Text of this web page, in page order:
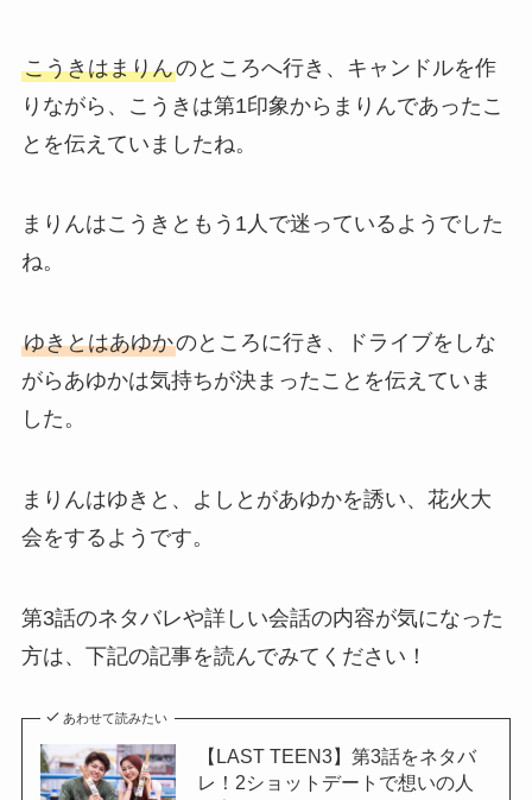
こうきはまりんのところへ行き、キャンドルを作
りながら、こうきは第1印象からまりんであったこ
とを伝えていましたね。
まりんはこうきともう1人で迷っているようでした
ね。
ゆきとはあゆかのところに行き、ドライブをしな
がらあゆかは気持ちが決まったことを伝えていま
した。
まりんはゆきと、よしとがあゆかを誘い、花火大
会をするようです。
第3話のネタバレや詳しい会話の内容が気になった
方は、下記の記事を読んでみてください！
あわせて読みたい
【LAST TEEN3】第3話をネタバ
レ！2ショットデートで想いの人